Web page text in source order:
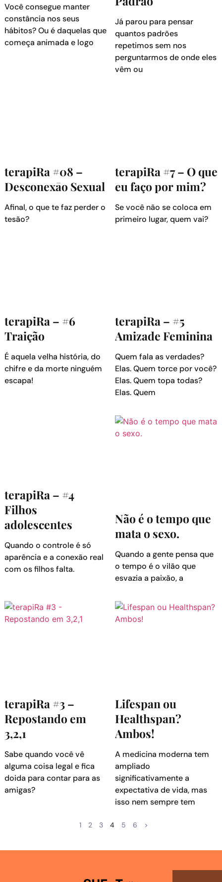
Você consegue manter
constância nos seus
hábitos? Ou é daquelas que
começa animada e logo
Já parou para pensar
quantos padrões
repetimos sem nos
perguntarmos de onde eles
vêm ou
terapiRa #08 –
Desconexāo Sexual
Afinal, o que te faz perder o
tesão?
terapiRa #7 – O que
eu faço por mim?
Se você não se coloca em
primeiro lugar, quem vai?
terapiRa – #6
Traição
É aquela velha história, do
chifre e da morte ninguém
escapa!
terapiRa – #5
Amizade Feminina
Quem fala as verdades?
Elas. Quem torce por você?
Elas. Quem topa todas?
Elas. Quem
terapiRa – #4
Filhos
adolescentes
Quando o controle é só
aparência e a conexão real
com os filhos falta.
Não é o tempo que
mata o sexo.
Quando a gente pensa que
o tempo é o vilão que
esvazia a paixão, a
terapiRa #3 –
Repostando em
3,2,1
Sabe quando você vê
alguma coisa legal e fica
doida para contar para as
amigas?
Lifespan ou
Healthspan?
Ambos!
A medicina moderna tem
ampliado
significativamente a
expectativa de vida, mas
isso nem sempre tem
1 2 3 4 5 6 >